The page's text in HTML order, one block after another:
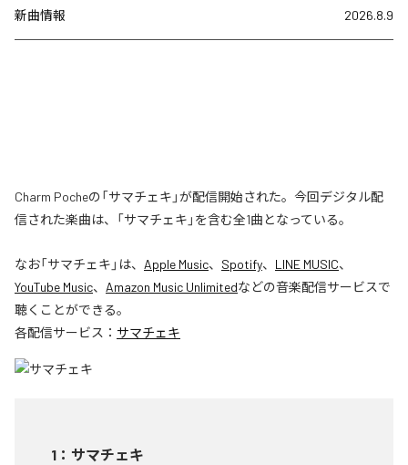
新曲情報 2026.8.9
Charm Pocheの「サマチェキ」が配信開始された。今回デジタル配
信された楽曲は、「サマチェキ」を含む全1曲となっている。
なお「サマチェキ 」は、 Apple Music、 Spotify、 LINE MUSIC、
YouTube Music、 Amazon Music Unlimitedなどの音楽配信サービスで
聴くことができる。
各配信サービス： サマチェキ
1 ： サマチェキ